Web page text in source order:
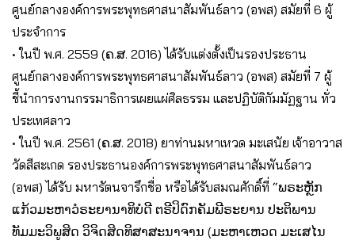
ศูนย์กลางองค์การพระพุทธศาสนาสัมพันธ์ลาว (อพส) สมัยที่ 6 ผู้
ประจำการ
• ในปี พ.ศ. 2559 (ຄ.ສ. 2016) ได้รับแต่งตั้งเป็นรองประธาน
ศูนย์กลางองค์การพระพุทธศาสนาสัมพันธ์ลาว (อพส) สมัยที่ 7 ผู้
ชี้นำการงานกรรมาธิการเผยแผ่ศิลธรรม และปฏิบัติกัมมัฏฐาน ทั่ว
ประเทศลาว
• ในปี พ.ศ. 2561 (ຄ.ສ. 2018) ยาท่านมหาเหวด มะเสนัย เจ้าอาวาส
วัดสีสะเกด รองประธานองค์การพระพุทธศาสนาสัมพันธ์ลาว
(อพส) ได้รับ มหารัตนจารึกชื่อ หรือได้รับสมณศักดิ์ที่ “ພຣະຫຼັກ
ແກ້ວມະຫາວໍຣະຍານາທິບໍດີ ຕຣີປິດົກຄັມພີຣະຍານ ປະຕິພານ
ທັມມະວິພູສິດ ວິຈິດສິດທິສາສະນາຈານ (ມະຫາເຫວດ ມະເສໄນ